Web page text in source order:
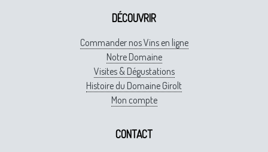
DÉCOUVRIR
Commander nos Vins en ligne
Notre Domaine
Visites & Dégustations
Histoire du Domaine Girolt
Mon compte
CONTACT